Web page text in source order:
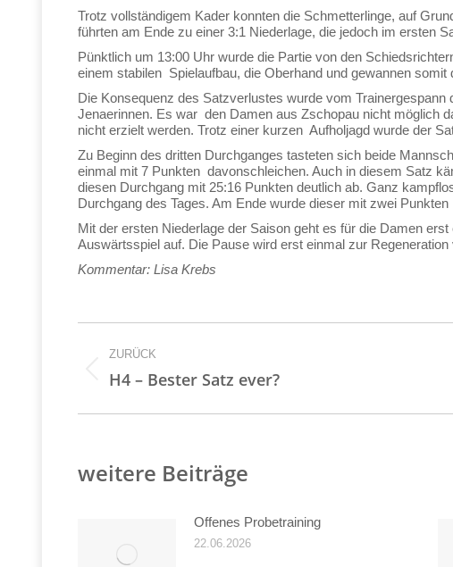
Trotz vollständigem Kader konnten die Schmetterlinge, auf
führten am Ende zu einer 3:1 Niederlage, die jedoch im ersten
Pünktlich um 13:00 Uhr wurde die Partie von den
einem stabilen Spielaufbau, die Oberhand und gewannen somit
Die Konsequenz des Satzverlustes wurde vom
Jenaerinnen. Es war den Damen aus Zschopau nicht möglich
nicht erzielt werden. Trotz einer kurzen Aufholjagd wurde der
Zu Beginn des dritten Durchganges tasteten sich beide
einmal mit 7 Punkten davonschleichen. Auch in diesem Satz
diesen Durchgang mit 25:16 Punkten deutlich ab. Ganz
Durchgang des Tages. Am Ende wurde dieser mit zwei
Mit der ersten Niederlage der Saison geht es für die Damen
Auswärtsspiel auf. Die Pause wird erst einmal zur
Kommentar: Lisa Krebs
Kommentarnavigation
ZURÜCK
Vorheriger
Beitrag:
H4 – Bester Satz ever?
weitere Beiträge
Offenes Probetraining
22.06.2026